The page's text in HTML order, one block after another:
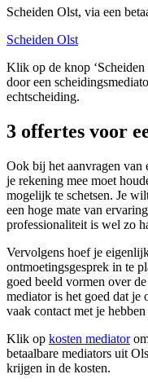
Scheiden Olst, via een
Scheiden Olst
Klik op de knop ‘Scheiden
door een
echtscheiding.
3 offertes voor
Ook bij het aanvragen van
je rekening mee moet
mogelijk te schetsen. Je
een hoge mate van
professionaliteit is wel zo
Vervolgens hoef je
ontmoetingsgesprek in te
goed beeld vormen over
mediator is het goed dat
vaak contact met je
Klik op kosten mediator
betaalbare mediators uit
krijgen in de kosten.